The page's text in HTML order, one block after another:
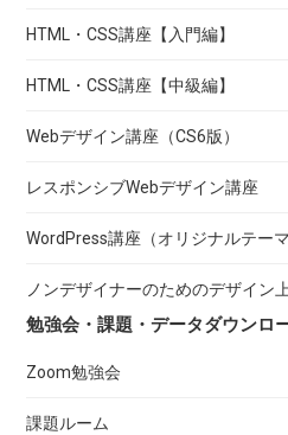
HTML・CSS講座【入門編】
HTML・CSS講座【中級編】
Webデザイン講座（CS6版）
レスポンシブWebデザイン講座
WordPress講座（オリジナルテーマ
ノンデザイナーのためのデザイン
勉強会・課題・データダウンロ
Zoom勉強会
課題ルーム